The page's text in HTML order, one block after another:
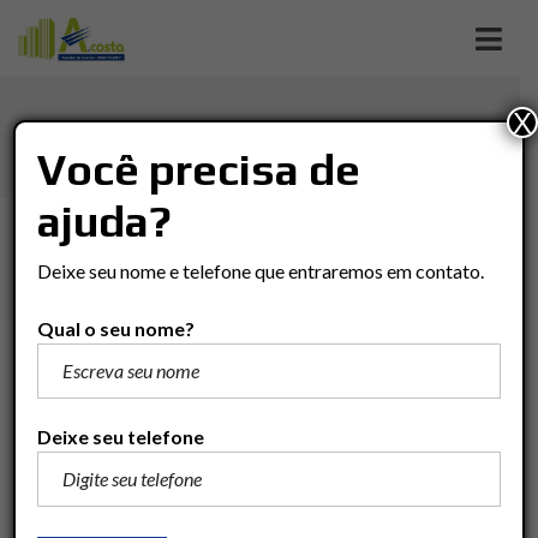
Imóveis Casa
R$550.000
Você precisa de
ajuda?
Deixe seu nome e telefone que entraremos em contato.
Qual o seu nome?
Deixe seu telefone
X